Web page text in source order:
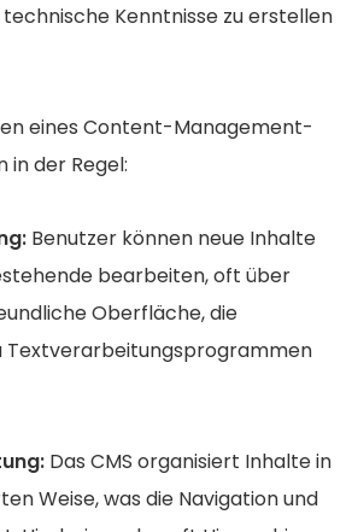
Kenntnisse zu erstellen
eines Content-Management-
in der Regel:
Benutzer können neue Inhalte
bearbeiten, oft über
Oberfläche, die
Textverarbeitungsprogrammen
Das CMS organisiert Inhalte in
Weise, was die Navigation und